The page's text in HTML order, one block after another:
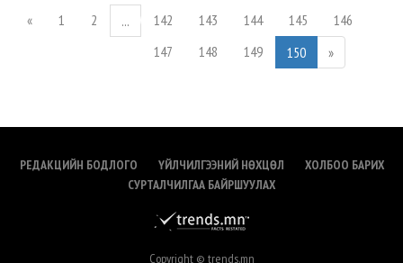
« 1 2 ... 142 143 144 145
146
147
148 149 150 »
РЕДАКЦИЙН БОДЛОГО ҮЙЛЧИЛГЭЭНИЙ НӨХЦӨЛ
ХОЛБОО БАРИХ
СУРТАЛЧИЛГАА БАЙРШУУЛАХ
Copyright © trends.mn